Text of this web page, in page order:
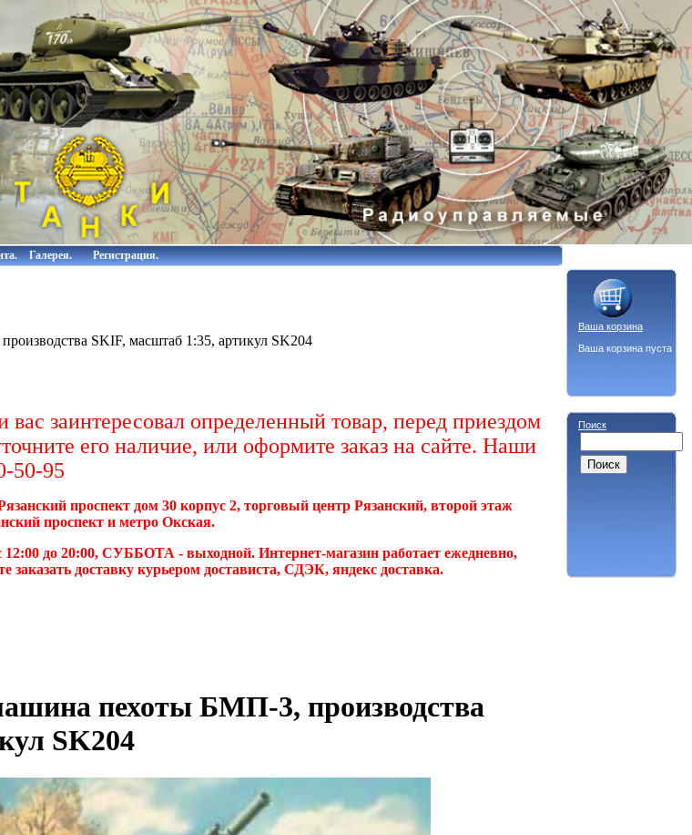
Галерея. Регистрация.
SKIF, масштаб 1:35, артикул SK204
заинтересовал определенный товар, перед приездом
его наличие, или оформите заказ на сайте. Наши
50-95
проспект дом 30 корпус 2, торговый центр Рязанский, второй этаж
проспект и метро Окская.
до 20:00, СУББОТА - выходной. Интернет-магазин работает ежедневно,
доставку курьером достависта, СДЭК, яндекс доставка.
пехоты БМП-3, производства
SK204
Ваша корзина
Ваша корзина пуста
Поиск